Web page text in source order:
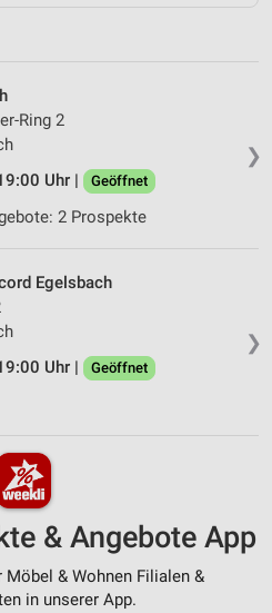
❯
Ring 2
Uhr |
Geöffnet
2 Prospekte
❯
Egelsbach
Uhr |
Geöffnet
& Angebote App
Möbel & Wohnen Filialen &
in unserer App.